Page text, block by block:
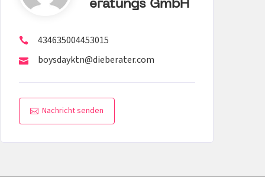
Eratungs GmbH
434635004453015
boysdayktn@dieberater.com
Nachricht senden